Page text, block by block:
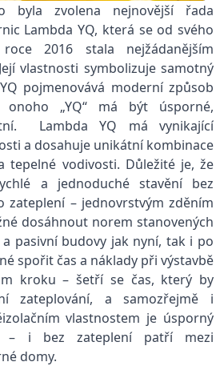
byla zvolena nejnovější řada
Lambda YQ, která se od svého
2016 stala nejžádanějším
vlastnosti symbolizuje samotný
pojmenovává moderní způsob
„YQ“ má být úsporné,
Lambda YQ má vynikající
a dosahuje unikátní kombinace
tepelné vodivosti. Důležité je, že
a jednoduché stavění bez
zateplení – jednovrstvým zděním
dosáhnout norem stanovených
pasivní budovy jak nyní, tak i po
spořit čas a náklady při výstavbě
kroku – šetří se čas, který by
zateplování, a samozřejmě i
vlastnostem je úsporný
– i bez zateplení patří mezi
domy.